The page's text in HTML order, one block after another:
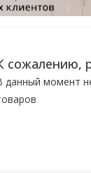
сожалению,
данный момент